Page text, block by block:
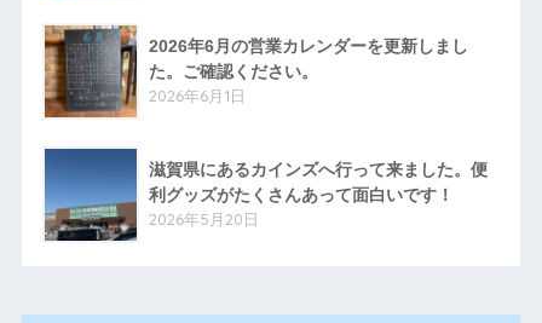
2026年6月の営業カレンダーを更新しまし
た。ご確認ください。
2026年6月1日
滋賀県にあるカインズへ行って来ました。便
利グッズがたくさんあって面白いです！
2026年5月20日